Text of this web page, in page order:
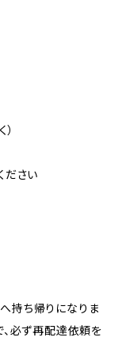
ださい
持ち帰りになりま
、必ず再配達依頼を